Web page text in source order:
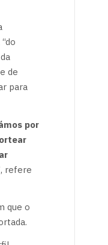
de
para
por
, refere
que o